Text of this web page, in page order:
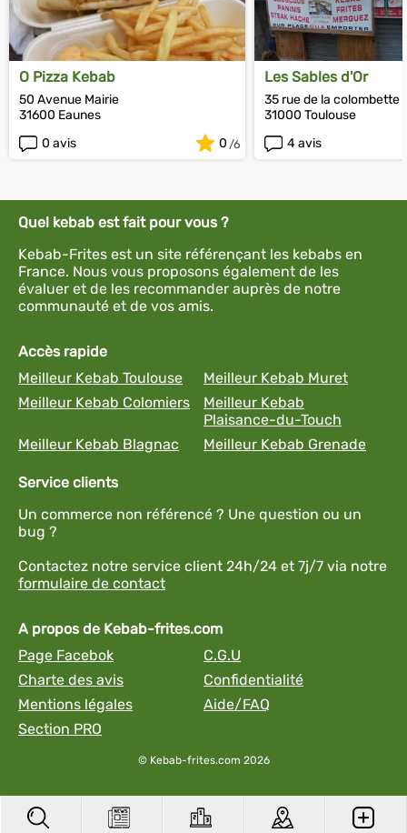
O Pizza Kebab
50 Avenue Mairie
31600 Eaunes
0 avis
0
Les Sables d'Or
35 rue de la colombette
31000 Toulouse
4 avis
Quel kebab est fait pour vous ?
Kebab-Frites est un site référençant les kebabs en
France. Nous vous proposons également de les
évaluer et de les recommander auprès de notre
communauté et de vos amis.
Accès rapide
Meilleur Kebab Toulouse
Meilleur Kebab Muret
Meilleur Kebab Colomiers
Meilleur Kebab
Plaisance-du-Touch
Meilleur Kebab Blagnac
Meilleur Kebab Grenade
Service clients
Un commerce non référencé ? Une question ou un
bug ?
Contactez notre service client 24h/24 et 7j/7 via notre
formulaire de contact
A propos de Kebab-frites.com
Page Facebok
C.G.U
Charte des avis
Confidentialité
Mentions légales
Aide/FAQ
Section PRO
© Kebab-frites.com 2026